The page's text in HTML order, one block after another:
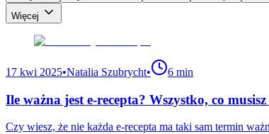
Więcej
17 kwi 2025•Natalia Szubrycht• 6 min
Ile ważna jest e-recepta? Wszystko, co
Czy wiesz, że nie każda e-recepta ma taki sam termin